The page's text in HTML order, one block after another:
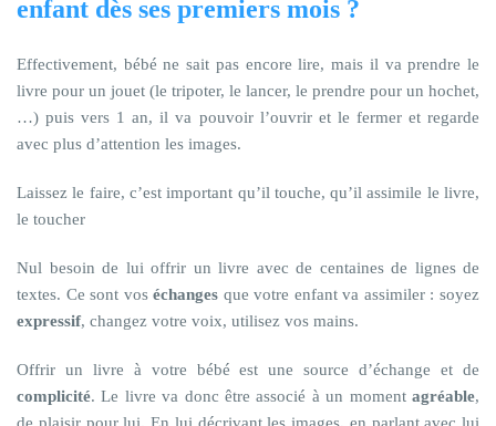
enfant dès ses premiers mois ?
Effectivement, bébé ne sait pas encore lire, mais il va prendre le
livre pour un jouet (le tripoter, le lancer, le prendre pour un hochet,
…) puis vers 1 an, il va pouvoir l’ouvrir et le fermer et regarde
avec plus d’attention les images.
Laissez le faire, c’est important qu’il touche, qu’il assimile le livre,
le toucher
Nul besoin de lui offrir un livre avec de centaines de lignes de
textes. Ce sont voséchanges que votre enfant va assimiler : soyez
expressif, changez votre voix, utilisez vos mains.
Offrir un livre à votre bébé est une source d’échange et de
complicité. Le livre va donc être associé à un moment agréable,